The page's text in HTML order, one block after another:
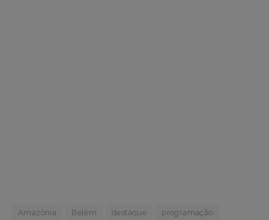
Amazônia Belém destaque programação